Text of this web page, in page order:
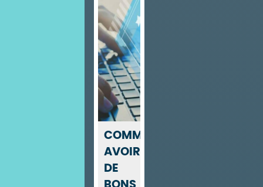
COMMENT
AVOIR
DE
BONS